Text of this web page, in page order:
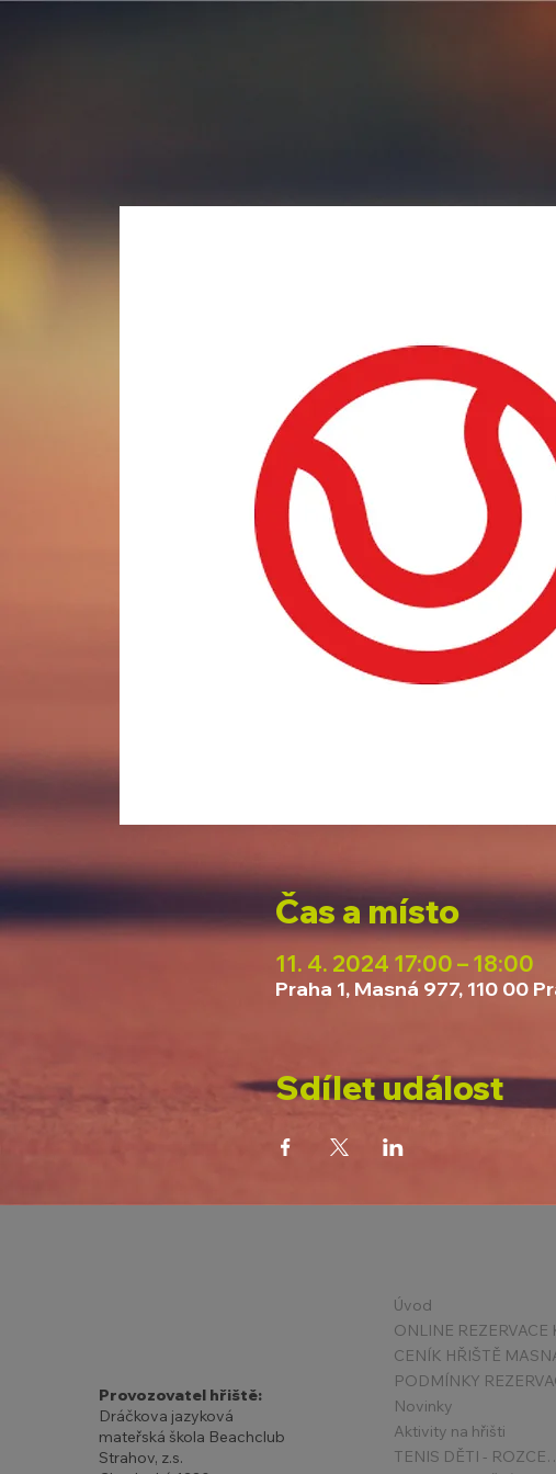
Čas a místo
11. 4. 2024 17:00 – 18:00
Praha 1, Masná 977, 110 00
Sdílet událost
Provozovatel hřiště:
Dráčkova jazyková
mateřská škola Beachclub
Strahov, z.s.
Úvod
ONLINE REZERVACE
CENÍK HŘIŠTĚ
Novinky
Aktivity na hřišti
TENIS